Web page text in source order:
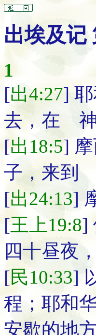
出埃及记
1
[出4:27]
去，在 神
[出18:5]
子，来到
[出24:13]
[王上19:8]
四十昼夜
[民10:33]
程；耶和
安歇的地方